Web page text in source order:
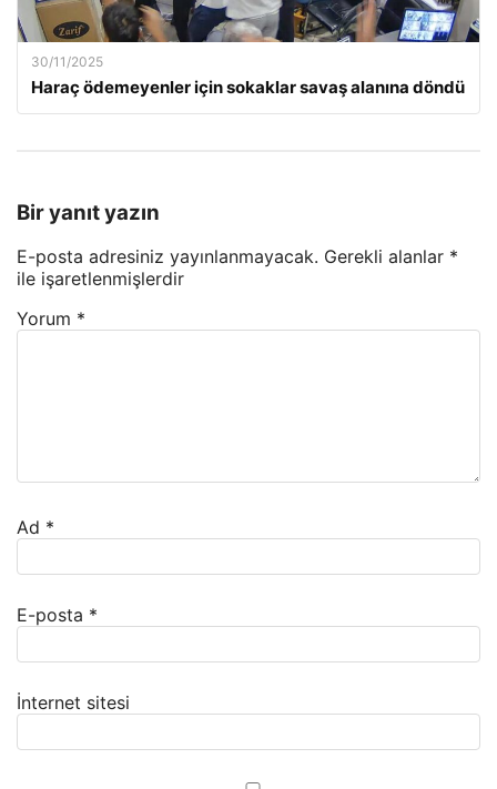
30/11/2025
Haraç ödemeyenler için sokaklar savaş alanına döndü
Bir yanıt yazın
E-posta adresiniz yayınlanmayacak. Gerekli alanlar *
ile işaretlenmişlerdir
Yorum *
Ad *
E-posta *
İnternet sitesi